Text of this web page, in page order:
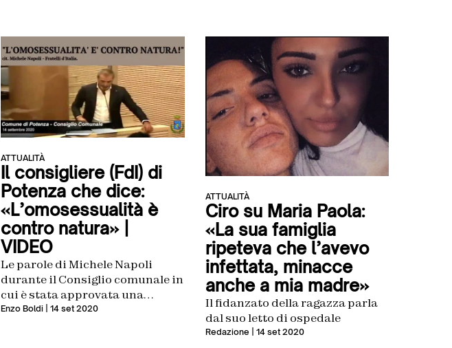
ATTUALITÀ
Il consigliere (FdI) di
Potenza che dice:
«L’omosessualità è
contro natura» |
VIDEO
Le parole di Michele Napoli
durante il Consiglio comunale in
cui è stata approvata una
mozione contro il ddl Zan-
Enzo Boldi | 14 set 2020
ATTUALITÀ
Ciro su Maria Paola:
«La sua famiglia
ripeteva che l’avevo
infettata, minacce
anche a mia madre»
Il fidanzato della ragazza parla
dal suo letto di ospedale
Redazione | 14 set 2020